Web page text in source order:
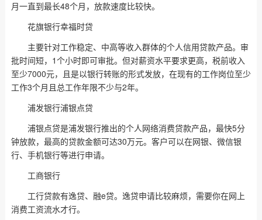
月一直到最长48个月，放款速度比较快。
花旗银行幸福时贷
主要针对工作稳定、中高等收入群体的个人信用贷款产品。审
批时间短，1个小时即可审批。但对薪资水平要求更高，税前收入
至少7000元，且是以银行转账的形式发放，在现有的工作岗位至少
工作3个月且总工作年限不少与2年。
浦发银行浦银点贷
浦银点贷是浦发银行推出的个人网络消费贷款产品，最快5分
钟放款，最高的贷款金额可达30万元。客户可以在网银、微信银
行、手机银行等进行申请。
工商银行
工行贷款有逸贷、融e贷。逸贷申请比较麻烦，需要你在网上
消费工资流水才行。